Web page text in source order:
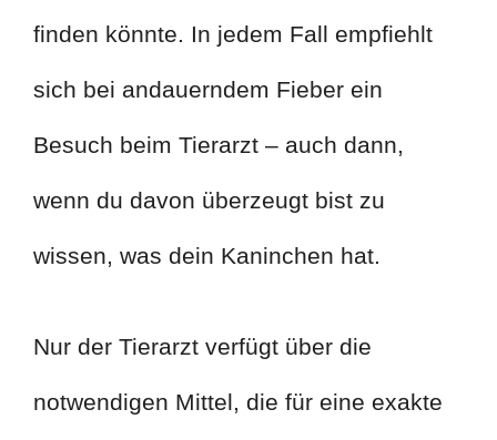
finden könnte. In jedem Fall empfiehlt
sich bei andauerndem Fieber ein
Besuch beim Tierarzt – auch dann,
wenn du davon überzeugt bist zu
wissen, was dein Kaninchen hat.
Nur der Tierarzt verfügt über die
notwendigen Mittel, die für eine exakte